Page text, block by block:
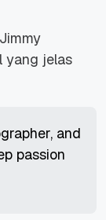
yang jelas
and
passion